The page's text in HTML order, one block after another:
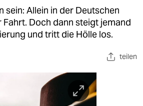
sein: Allein in der Deutschen
Fahrt. Doch dann steigt jemand
und tritt die Hölle los.
teilen